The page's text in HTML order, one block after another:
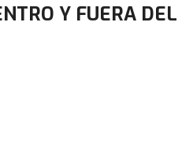
Y FUERA DEL